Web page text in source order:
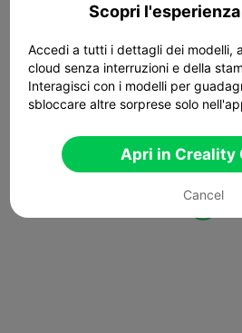
Scopri
Accedi a tutti i dettagli dei modelli,
cloud senza interruzioni e della
Interagisci con i modelli per
sbloccare altre sorprese solo
Apri in Creality
Cancel